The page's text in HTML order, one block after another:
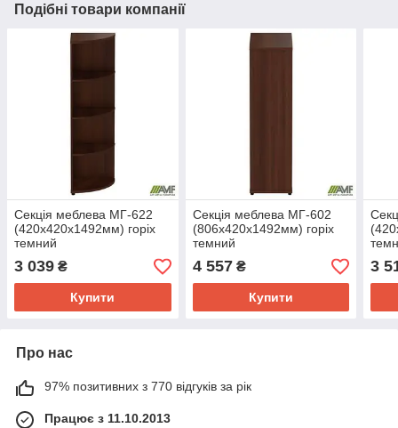
Подібні товари компанії
Секція меблева МГ-622
(420х420х1492мм) горіх
темний
3 039 ₴
Купити
Секція меблева МГ-602
(806х420х1492мм) горіх
темний
4 557₴
Купити
3
Про нас
97% позитивних з 770 відгуків за рік
Працює з 11.10.2013